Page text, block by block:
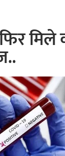
मिले